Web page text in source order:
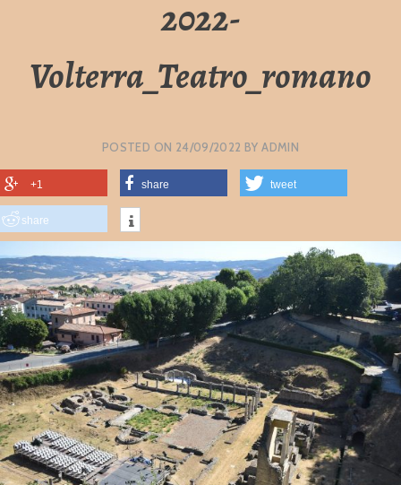
2022-
Volterra_Teatro_romano
POSTED ON 24/09/2022 BYADMIN
+1 share tweet
share